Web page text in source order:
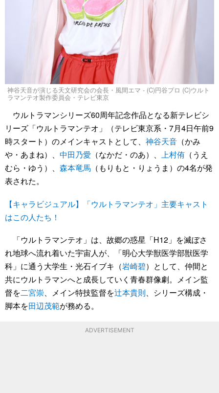
神谷天音が演じる天文研究会の会長・風間エマ - (C)円谷プロ (C)ウルト
ラマンテオ製作委員会・テレビ東京
ウルトラマンシリーズ60周年記念作品となる新テレビシ
リーズ「ウルトラマンテオ」（テレビ東京系・7月4日午前9
時スタート）のメインキャストとして、 神谷天音 （かみ
や・あまね）、 中田乃愛 （なかだ・のあ）、 上村侑 （うえ
むら・ゆう）、 森本竜馬 （もりもと・りょうま）の4名が発
表された。
【キャラビジュアル】「ウルトラマンテオ」主要キャスト
はこの人たち！
「ウルトラマンテオ」は、故郷の惑星「H12」を滅ぼさ
れ地球へ流れ着いた宇宙人が、「明心大学獣医学部獣医学
科」に通う大学生・光石イブキ（岩崎碧）として、仲間と
共にウルトラマンへと成長していく青春群像劇。メイン監
督を二宮崇、メイン特技監督を辻本貴則、シリーズ構成・
脚本を田辺茂範が務める。
ADVERTISEMENT